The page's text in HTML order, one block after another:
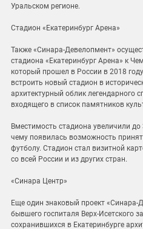
Уральском регионе.
Стадион «Екатеринбург Арена»
Также «Синара-Девелопмент»
стадиона «Екатеринбург Арена» к
который прошел в России в 2018
встроить новый стадион в
архитектурный облик легендарного
входящего в список памятников
Вместимость стадиона увеличили
чему появилась возможность
футболу. Стадион стал визитной
со всей России и из других стран.
«Синара Центр»
Еще один знаковый проект «Синара-
бывшего госпиталя Верх-Исетского
сохранившихся в Екатеринбурге